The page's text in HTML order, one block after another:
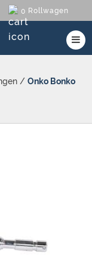
0 Rollwagen
/Onko Bonko